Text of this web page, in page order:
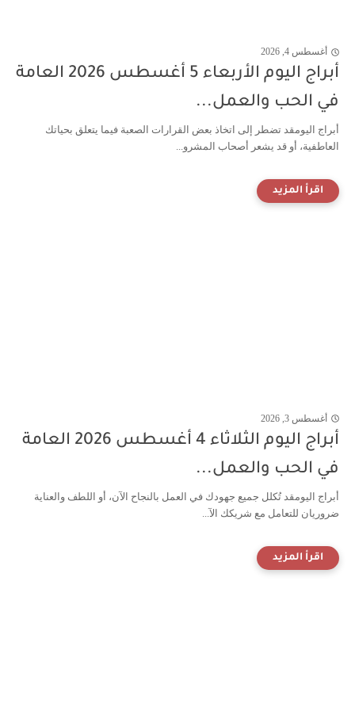
أغسطس 4, 2026
أبراج اليوم الأربعاء 5 أغسطس 2026 العامة
في الحب والعمل...
أبراج اليومقد تضطر إلى اتخاذ بعض القرارات الصعبة فيما يتعلق بحياتك
العاطفية، أو قد يشعر أصحاب المشرو...
أغسطس 3, 2026
أبراج اليوم الثلاثاء 4 أغسطس 2026 العامة
في الحب والعمل...
أبراج اليومقد تُكلل جميع جهودك في العمل بالنجاح الآن، أو اللطف والعناية
ضروريان للتعامل مع شريكك الآ...